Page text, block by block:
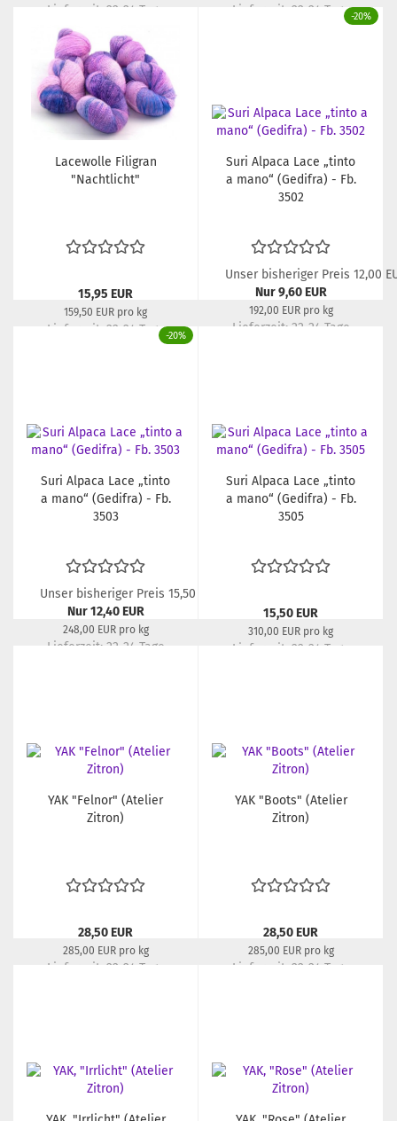
Lieferzeit: 22-24 Tage Lieferzeit: 22-24 Tage
Lacewolle Filigran
"Nachtlicht"
15,95 EUR
159,50 EUR pro kg
Lieferzeit: 22-24 Tage
-20%
Suri Alpaca Lace „tinto
a mano“ (Gedifra) - Fb.
3502
Unser bisheriger Preis 12,00
Nur 9,60 EUR
192,00 EUR pro kg
Lieferzeit: 22-24 Tage
-20%
Suri Alpaca Lace „tinto
a mano“ (Gedifra) - Fb.
3503
Unser bisheriger Preis 15,50 EUR
Nur 12,40 EUR
248,00 EUR pro kg
Lieferzeit: 22-24 Tage
Suri Alpaca Lace „tinto
a mano“ (Gedifra) - Fb.
3505
15,50 EUR
310,00 EUR pro kg
Lieferzeit: 22-24 Tage
YAK "Felnor" (Atelier
Zitron)
28,50 EUR
285,00 EUR pro kg
Lieferzeit: 22-24 Tage
YAK "Boots" (Atelier
Zitron)
28,50 EUR
285,00 EUR pro kg
Lieferzeit: 22-24 Tage